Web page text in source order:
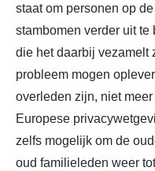
staat om personen op
stambomen verder uit
die het daarbij vezamelt
probleem mogen
overleden zijn, niet
Europese
zelfs mogelijk om de
oud familieleden weer